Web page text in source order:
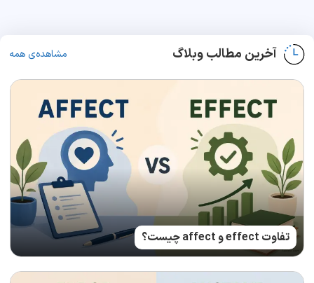
آخرین مطالب وبلاگ مشاهده‌ی همه
تفاوت effect و affect چیست؟